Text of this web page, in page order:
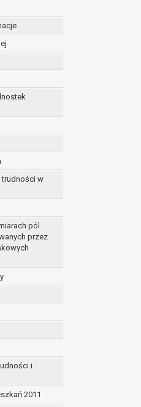
trudności w
pól
przez
i
2011
bądź
przetwarzania do celów
z Pani/Pana
ważnych prawnie uzasadnionych
lub obrony roszczeń.
danych osobowych
zgody w dowolnym momencie.
prawo wniesienia skargi do
do wniesienia skargi jest Prezes
w której przetwarzane są
będą poddawane